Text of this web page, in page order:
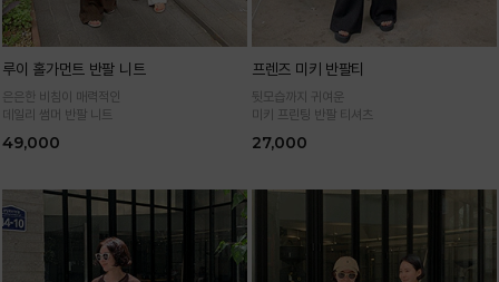
루이 홀가먼트 반팔 니트
은은한 비침이 매력적인
데일리 썸머 반팔 니트
49,000
프렌즈 미키 반팔티
뒷모습까지 귀여운
미키 프린팅 반팔 티셔츠
27,000